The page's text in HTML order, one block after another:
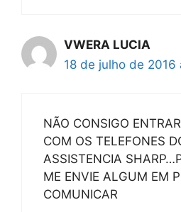
VWERA LUCIA
18 de julho de 2016
NÃO CONSIGO
COM OS TELEFONES
ASSISTENCIA
ME ENVIE ALGUM EM
COMUNICAR